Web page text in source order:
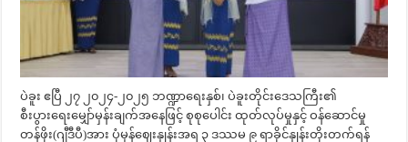
ပဲခူး ဧပြီ ၂၇ ၂၀၂၄-၂၀၂၅ ဘဏ္ဍာရေးနှစ်၊ ပဲခူးတိုင်းဒေသကြီး၏
စီးပွားရေးမျှော်မှန်းချက်အနေဖြင့် စုစုပေါင်း ထုတ်လုပ်မှုနှင့် ဝန်ဆောင်မှု
တန်ဖိုး(ဂျီဒီပီ)အား ပုံမှန်ဈေးနှုန်းအရ ၃ ဒဿမ ၉ ရာခိုင်နှုန်းတိုးတက်ရန်